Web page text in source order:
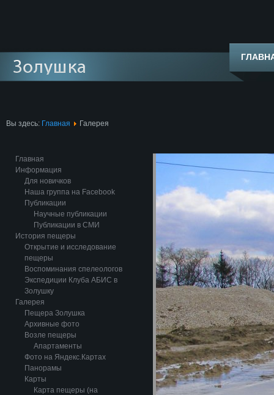
Вы здесь: Главная Галерея
Главная
Информация
Для новичков
Наша группа на Facebook
Публикации
Научные публикации
Публикации в СМИ
История пещеры
Открытие и исследование
пещеры
Воспоминания спелеологов
Экспедиции Клуба АБИС в
Золушку
Галерея
Пещера Золушка
Архивные фото
Возле пещеры
Апартаменты
Фото на Яндекс.Картах
Панорамы
Карты
Карта пещеры (на